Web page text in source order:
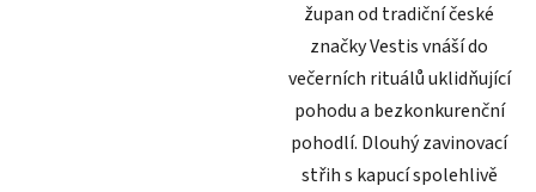
župan od tradiční české
značky Vestis vnáší do
večerních rituálů uklidňující
pohodu a bezkonkurenční
pohodlí. Dlouhý zavinovací
střih s kapucí spolehlivě